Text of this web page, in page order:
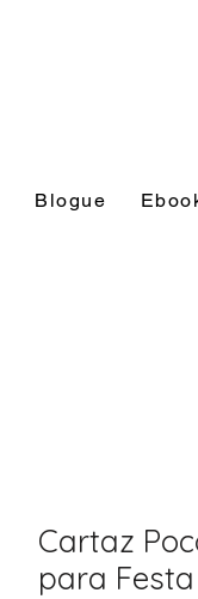
Blogue
Cartaz
para